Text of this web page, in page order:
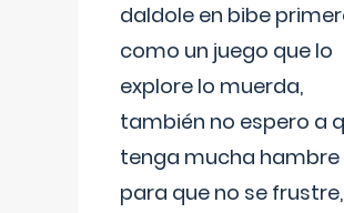
daldole en bibe
como un juego que lo
explore lo muerda,
también no espero a
tenga mucha hambre
para que no se